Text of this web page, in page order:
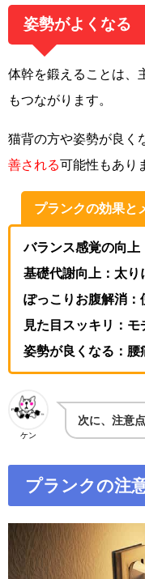
姿勢がよくなる
体幹を鍛えることは、
もつながります。
猫背の方や姿勢が良く
善される可能性もあり
プランクの効果と
バランス感覚の向上
基礎代謝向上：太り
ぽっこりお腹解消：
見た目スッキリ：
姿勢が良くなる：腰
ケン
次に、注意
プランクの注